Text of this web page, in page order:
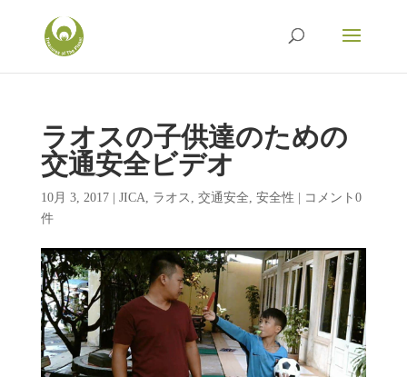
ラオスの子供達のための
交通安全ビデオ
10月 3, 2017| JICA, ラオス , 交通安全, 安全性
コメント0
件